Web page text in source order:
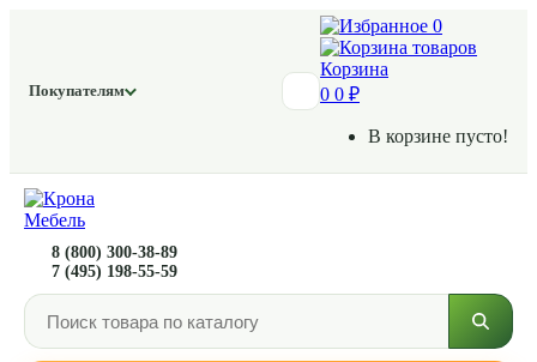
Покупателям
0
Корзина
0 0 ₽
В корзине пусто!
8 (800) 300-38-89
7 (495) 198-55-59